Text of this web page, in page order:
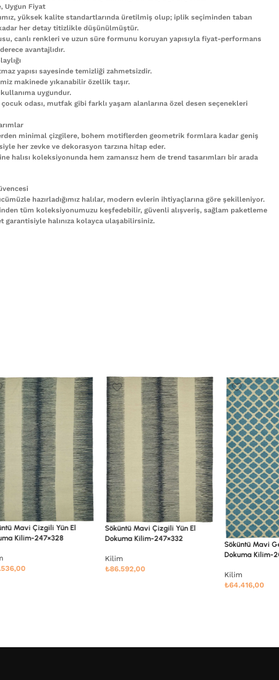
Uygun Fiyat
yüksek kalite standartlarında üretilmiş olup; iplik seçiminden taban
her detay titizlikle düşünülmüştür.
canlı renkleri ve uzun süre formunu koruyan yapısıyla fiyat-performans
avantajlıdır.
yapısı sayesinde temizliği zahmetsizdir.
makinede yıkanabilir özellik taşır.
uygundur.
çocuk odası, mutfak gibi farklı yaşam alanlarına özel desen seçenekleri
minimal çizgilere, bohem motiflerden geometrik formlara kadar geniş
her zevke ve dekorasyon tarzına hitap eder.
halısı koleksiyonunda hem zamansız hem de trend tasarımları bir arada
hazırladığımız halılar, modern evlerin ihtiyaçlarına göre şekilleniyor.
tüm koleksiyonumuzu keşfedebilir, güvenli alışveriş, sağlam paketleme
garantisiyle halınıza kolayca ulaşabilirsiniz.
Mavi Çizgili Yün El
Kilim-247×328
Söküntü Mavi Çizgili Yün El
Dokuma Kilim-247×332
Kilim
₺86.592,00
Söküntü Mavi
Dokuma Kilim-
Kilim
₺64.416,00